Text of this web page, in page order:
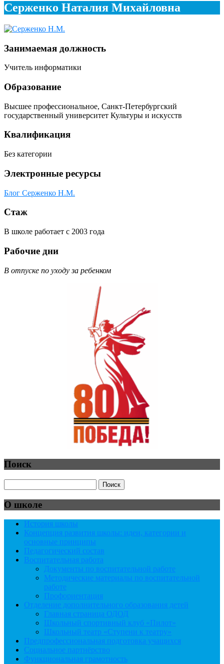
Серженко Наталия Михайловна
Занимаемая должность
Учитель информатики
Образование
Высшее профессиональное, Санкт-Петербургский
государственный университет Культуры и искусств
Квалификация
Без категории
Электронные ресурсы
Блог Серженко Н.М.
Стаж
В школе работает с 2003 года
Рабочие дни
В отпуске по уходу за ребенком
Поиск
О школе
История школы
Концепция развития школы: идеи, категории и
основные принципы
Педагогический состав
Воспитательная работа
Документы по воспитательной работе
Методические материалы по воспитательной
работе
Профориентация
Отделение дополнительного образования детей
Главная страница ОДОД
Школьный спортивный клуб «Пилот»
Школьный театр «Ступени к театру»
Предпрофессиональная подготовка учащихся
Социальное партнёрство
Функциональная грамотность